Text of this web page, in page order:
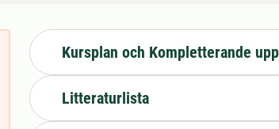
Kursplan och Kompletterande
Litteraturlista